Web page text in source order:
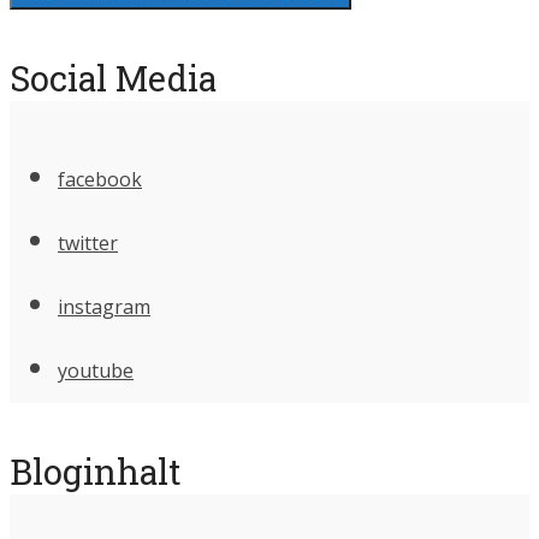
Social Media
facebook
twitter
instagram
youtube
Bloginhalt